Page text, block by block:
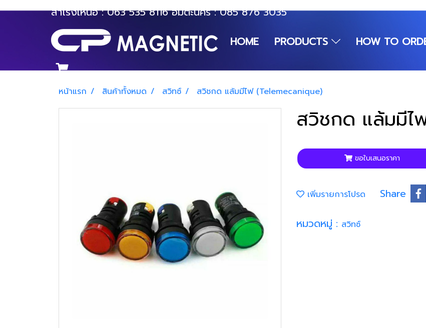
สำโรงเหนือ :063 535 8116อมตะนคร :085 876 3035
HOME
PRODUCTS HOW TO
หน้าแรก สินค้าทั้งหมด สวิทซ์ สวิชกด แล้มมีไฟ (Telemecanique)
สวิชกด แล้มมีไ
ขอใบเสนอราคา
เพิ่มรายการโปรด Share
หมวดหมู่ : สวิทซ์